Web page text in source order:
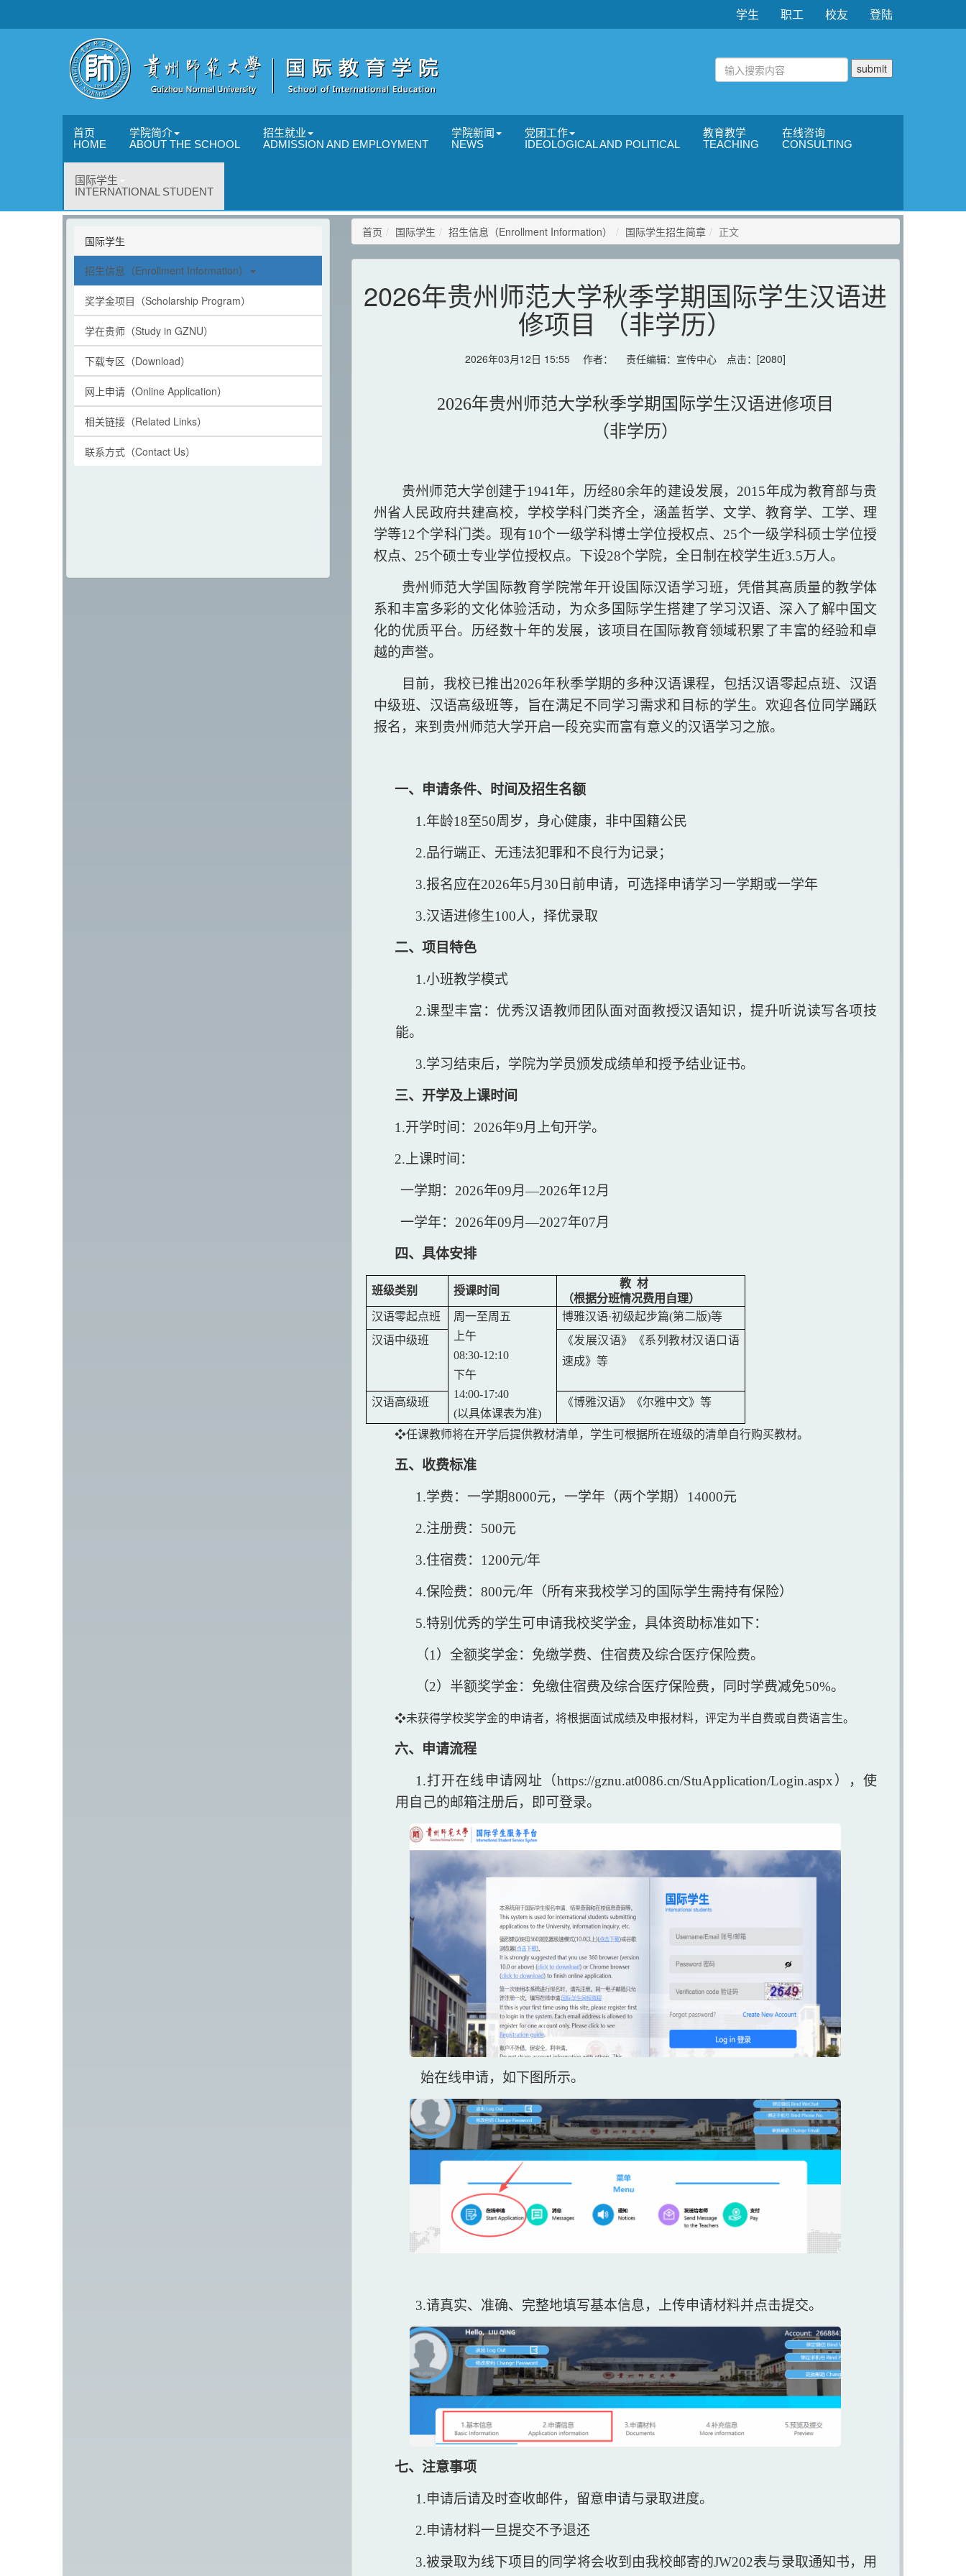
学生 职工 校友 登陆
首页
HOME
学院简介
ABOUT THE SCHOOL
招生就业
ADMISSION AND EMPLOYMENT
学院新闻
NEWS
党团工作
IDEOLOGICAL AND POLITICAL
教育教学
TEACHING
在线咨询
CONSULTING
国际学生
INTERNATIONAL STUDENT
国际学生
招生信息（Enrollment Information）
奖学金项目（Scholarship Program）
学在贵师（Study in GZNU）
下载专区（Download）
网上申请（Online Application）
相关链接（Related Links）
联系方式（Contact Us）
首页 国际学生 招生信息（Enrollment Information） 国际学生招生简章 正文
2026年贵州师范大学秋季学期国际学生汉语进
修项目 （非学历）
2026年03月12日 15:55 作者： 责任编辑：宣传中心 点击：[2080]
2026年贵州师范大学秋季学期国际学生汉语进修项目
（非学历）
贵州 师范大学创建于1941 年， 历经80余年的建设发展，2015年成为教育部与贵
州省人民政府共建高校，学校学科门类齐全，涵盖哲学、文学、教育学、工学、理
学等12个学科门类。现有10个一级学科博士学位授权点、25个一级学科硕士学位授
权点、25个硕士专业学位授权点。下设28个学院，全日制在校学生近3.5万人。
贵州师范大学国际教育学院常年开设国际汉语学习班， 凭借其高质量的教学体
系和丰富多彩的文化体验活动，为众多国际学生搭建了学习汉语、深入了解中国文
化的优质平台。历经数十年的发展，该项目在国际教育领域积累了丰富的经验和卓
越的声誉。
目前，我校已推出2026年秋季学期的多种汉语课程， 包括汉语零起点班、汉语
中级班、汉语高级班等，
旨在满足不同学习需求和目标的学生。欢迎各位同学踊跃
报名，来到贵州师范大学开启一段充实而富有意义的汉语学习之旅。
一、申请条件、时间及招生名额
1.年龄18至50周岁，身心健康，非中国籍公民
2.品行端正、无违法犯罪和不良行为记录；
3.报名应在2026年5月30日前申请，可选择申请学习一学期或一学年
3.汉语进修生100人，择优录取
二、项目特色
1.小班教学模式
2.课型丰富：优秀汉语教师团队面对面教授汉语知识，提升听说读写各项技
能。
3.学习结束后，学院为学员颁发成绩单和授予结业证书。
三、开学及上课时间
1.开学时间：2026年9月上旬开学。
2.上课时间：
一学期： 2026年09月—2026年12月
一学年： 2026年09月—2027年07月
四、具体安排
班级类别 授课时间
教 材
（根据分班情况费用自理）
汉语零起点班
周一至周五
上午
08:30-12:10
下午
14:00-17:40
(以具体课表为准)
博雅汉语·初级起步篇(第二版)等
汉语中级班
《发展汉语》《系列教材汉语口语
速成》 等
汉语高级班 《博雅汉语》《尔雅中文》 等
❖任课教师将在开学后提供教材清单，学生可根据所在班级的清单自行购买教材。
五、收费标准
1.学费：一学期8000元，一学年（两个学期）14000元
2.注册费：500元
3.住宿费：1200元/年
4.保险费：800元/年（所有来我校学习的国际学生需持有保险）
5.特别优秀的学生可申请我校奖学金，具体资助标准如下：
（1）全额奖学金：免缴学费、住宿费及综合医疗保险费。
（2）半额奖学金：免缴住宿费及综合医疗保险费，同时学费减免50%。
❖未获得学校奖学金的申请者，将根据面试成绩及申报材料，评定为半自费或自费语言生。
六、申请流程
1.打开在线申请网址（https://gznu.at0086.cn/StuApplication/Login.aspx），使
用自己的邮箱注册后，即可登录。
始在线申请，如下图所示。
3.请真实、准确、完整地填写基本信息，上传申请材料并点击提交。
七、注意事项
1.申请后请及时查收邮件，留意申请与录取进度。
2.申请材料一旦提交不予退还
3.被录取为线下项目的同学将会收到由我校邮寄的JW202表与录取通知书，用